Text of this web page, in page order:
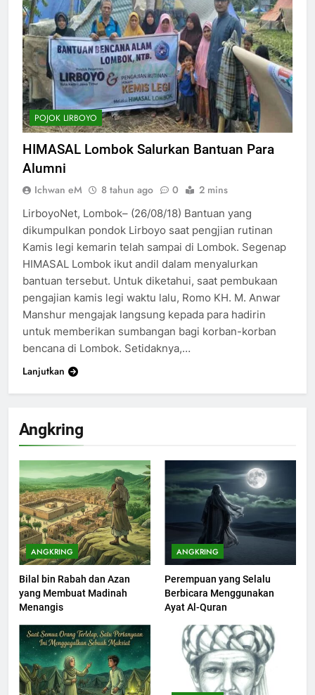
Angkring
ANGKRING
Bilal bin Rabah dan Azan
yang Membuat Madinah
Menangis
ANGKRING
Perempuan yang Selalu
Berbicara Menggunakan
Ayat Al-Quran
200
Khutbah Idul Fitri di Rumah
KHUTBAH
201
Khutbah jumat: Sejarah
Seebagai Pembangkit Jiwa
KHUTBAH
202
Khutbah Jumat : Supaya Amal
POJOK LIRBOYO
HIMASAL Lombok Salurkan Bantuan Para
Alumni
Ichwan eM 8 tahun ago 0 2 mins
LirboyoNet, Lombok– (26/08/18) Bantuan yang
dikumpulkan pondok Lirboyo saat pengjian rutinan
Kamis legi kemarin telah sampai di Lombok. Segenap
HIMASAL Lombok ikut andil dalam menyalurkan
bantuan tersebut. Untuk diketahui, saat pembukaan
pengajian kamis legi waktu lalu, Romo KH. M. Anwar
Manshur mengajak langsung kepada para hadirin
untuk memberikan sumbangan bagi korban-korban
bencana di Lombok. Setidaknya,…
Lanjutkan